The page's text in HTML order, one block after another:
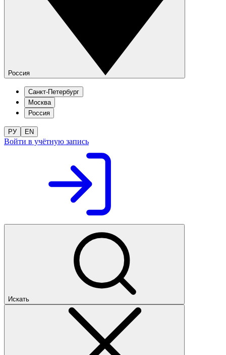
Россия
Санкт-Петербург
Москва
Россия
РУ EN
Войти в учётную запись
Искать